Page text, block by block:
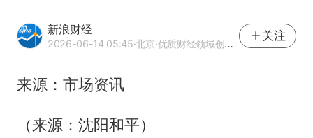
新浪财经
2026-06-14 05:45·北京·优质财经领域创作者
关注
来源：市场资讯
（来源：沈阳和平）